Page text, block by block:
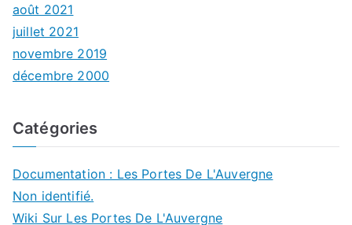
août 2021
juillet 2021
novembre 2019
décembre 2000
Catégories
Documentation : Les Portes De L'Auvergne
Non identifié.
Wiki Sur Les Portes De L'Auvergne